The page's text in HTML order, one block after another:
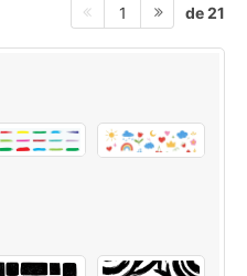
1 de 21